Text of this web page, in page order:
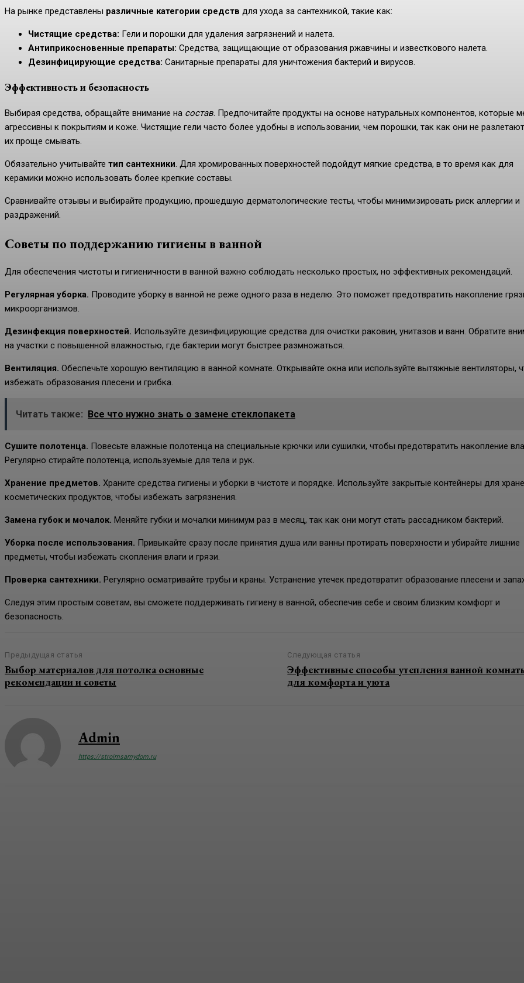
На рынке представлены различные категории средств для ухода за сантехникой, такие как:
Чистящие средства: Гели и порошки для удаления загрязнений и налета.
Антиприкосновенные препараты: Средства, защищающие от образования ржавчины и известкового налета.
Дезинфицирующие средства: Санитарные препараты для уничтожения бактерий и вирусов.
Эффективность и безопасность
Выбирая средства, обращайте внимание на состав. Предпочитайте продукты на основе натуральных компонентов, которые
агрессивны к покрытиям и коже. Чистящие гели часто более удобны в использовании, чем порошки, так как они не
их проще смывать.
Обязательно учитывайте тип сантехники. Для хромированных поверхностей подойдут мягкие средства, в то время как для
керамики можно использовать более крепкие составы.
Сравнивайте отзывы и выбирайте продукцию, прошедшую дерматологические тесты, чтобы минимизировать риск аллергии и
раздражений.
Советы по поддержанию гигиены в ванной
Для обеспечения чистоты и гигиеничности в ванной важно соблюдать несколько простых, но эффективных рекомендаций.
Регулярная уборка. Проводите уборку в ванной не реже одного раза в неделю. Это поможет предотвратить накопление
микроорганизмов.
Дезинфекция поверхностей. Используйте дезинфицирующие средства для очистки раковин, унитазов и ванн. Обратите
на участки с повышенной влажностью, где бактерии могут быстрее размножаться.
Вентиляция. Обеспечьте хорошую вентиляцию в ванной комнате. Открывайте окна или используйте вытяжные вентиляторы,
избежать образования плесени и грибка.
Читать также: Все что нужно знать о замене стеклопакета
Сушите полотенца. Повесьте влажные полотенца на специальные крючки или сушилки, чтобы предотвратить накопление
Регулярно стирайте полотенца, используемые для тела и рук.
Хранение предметов. Храните средства гигиены и уборки в чистоте и порядке. Используйте закрытые контейнеры для
косметических продуктов, чтобы избежать загрязнения.
Замена губок и мочалок. Меняйте губки и мочалки минимум раз в месяц, так как они могут стать рассадником бактерий.
Уборка после использования. Привыкайте сразу после принятия душа или ванны протирать поверхности и убирайте лишние
предметы, чтобы избежать скопления влаги и грязи.
Проверка сантехники. Регулярно осматривайте трубы и краны. Устранение утечек предотвратит образование плесени и
Следуя этим простым советам, вы сможете поддерживать гигиену в ванной, обеспечив себе и своим близким комфорт и
безопасность.
Предыдущая статья
Выбор материалов для потолка основные
рекомендации и советы
Следующая статья
Эффективные способы утепления ванной
для комфорта и уюта
Admin
https://stroimsamydom.ru